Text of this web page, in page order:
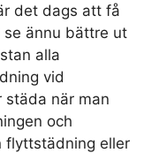
det dags att få
ännu bättre ut
alla
vid
städa när man
och
flyttstädning eller